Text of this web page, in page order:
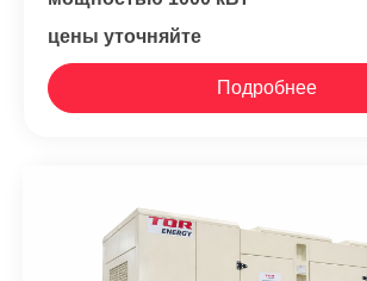
цены уточняйте
Подробнее